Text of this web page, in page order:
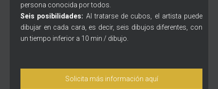
persona conocida por todos.
Seis posibilidades: Al tratarse de cubos, el artista puede
dibujar en cada cara, es decir, seis dibujos diferentes, con
un tiempo inferior a 10 min / dibujo.
Solicita más información aquí